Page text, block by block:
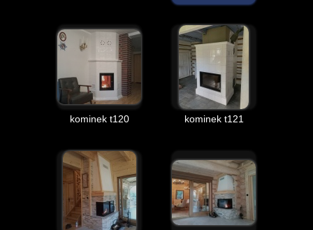
kominek t120 kominek t121